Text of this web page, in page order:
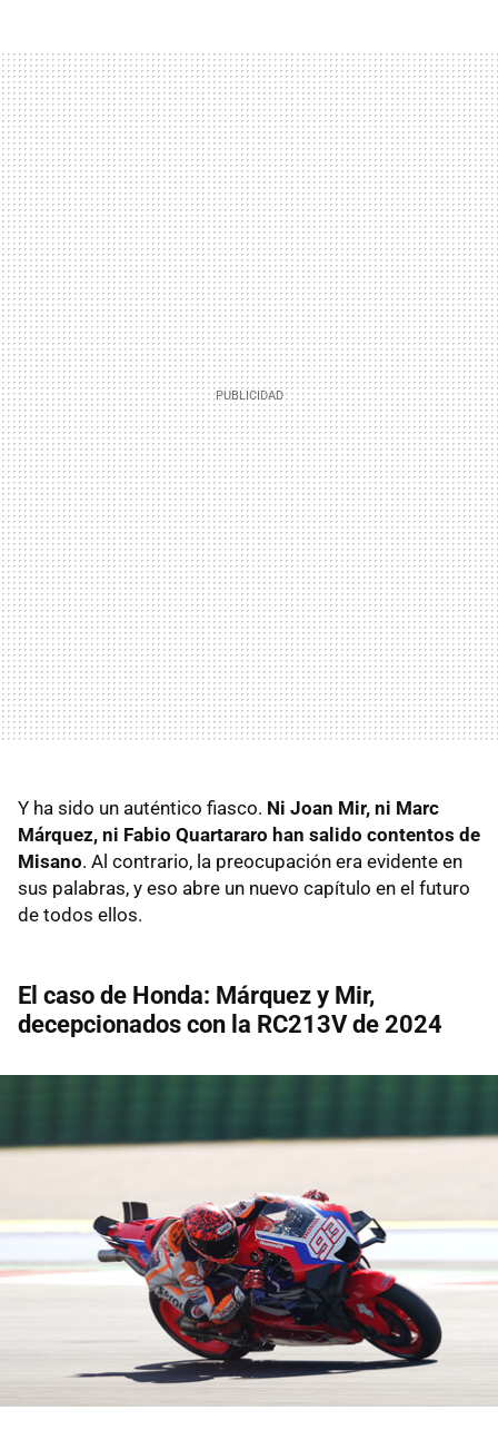
Y ha sido un auténtico fiasco. Ni Joan Mir, ni Marc
Márquez, ni Fabio Quartararo han salido contentos de
Misano. Al contrario, la preocupación era evidente en
sus palabras, y eso abre un nuevo capítulo en el futuro
de todos ellos.
El caso de Honda: Márquez y Mir,
decepcionados con la RC213V de 2024